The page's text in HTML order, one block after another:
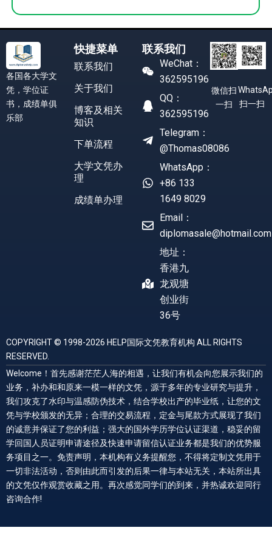
各国各大学文
凭，学位证
书，成绩单俱
乐部
快捷菜单
联系我们
关于我们
博客及相关
知识
下单流程
大学文凭办
理
成绩单办理
联系我们
WeChat：
362595196
QQ：
362595196
Telegram：
@Thomas08086
WhatsApp：
+86 133
1649 8029
Email：
diplomasale@hotmail.com
地址：
香港九
龙观塘
创业街
36号
微信扫
一扫
扫一扫
COPYRIGHT © 1998-2026 HELP国际文凭教育机构 ALL RIGHTS
RESERVED.
Welcome！首先感谢茫茫人海的相遇，让我们有机会向您展示我们的
业务，补办和和原来一模一样的文凭，源于多年的专业研究与提升，
我们攻克了水印与温感防伪技术，结合学校出产的毕业纸，让您的文
凭与学校颁发的无异；合理的交易流程，定金与尾款方式展现了我们
的诚意并保证了您的利益；强大的国外学历学位认证渠道，稳妥的留
学回国人员证明申请途径及快速申请留信认证业务都是我们的优势服
务项目之一。免责声明，本机构有义务提醒您，不得将定制文凭用于
一切非法活动，否则由此而引发的后果一律与本站无关，本站所出具
的文凭仅作观赏收藏之用。再次感觉同学们的到来，并热诚欢迎同行
咨询合作!